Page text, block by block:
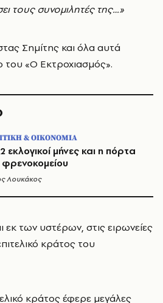
τους συνομιλητές της…»
Σημίτης και όλα αυτά
του «Ο Εκτροχιασμός».
& ΟΙΚΟΝΟΜΙΑ
εκλογικοί μήνες και η πόρτα
φρενοκομείου
Λουκάκος
εκ των υστέρων, στις ειρωνείες
κράτος του
κράτος έφερε μεγάλες